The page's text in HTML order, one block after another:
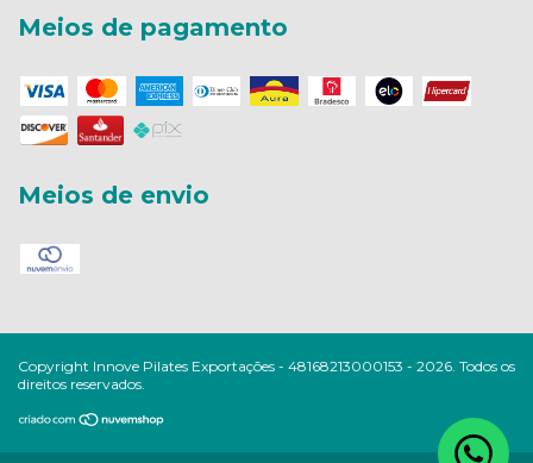
Meios de pagamento
Meios de envio
Copyright Innove Pilates Exportações - 48168213000153 - 2026. Todos os
direitos reservados.